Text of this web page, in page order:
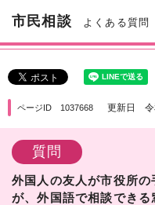
市民相談 よくある質問
ページID 1037668 更新日 令
質問
外国人の友人が市役所
が、外国語で相談できる